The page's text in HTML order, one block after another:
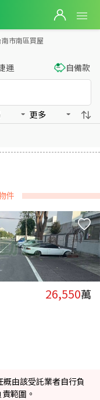
屋物件出售、房價分析
南市南區買屋
運 自備款
更多
件
26,550萬
由該受託業者自行負
範圍。